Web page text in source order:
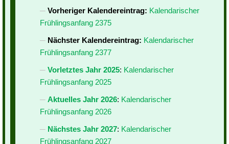
Vorheriger Kalendereintrag: Kalendarischer
Frühlingsanfang 2375
Nächster Kalendereintrag: Kalendarischer
Frühlingsanfang 2377
Vorletztes Jahr 2025: Kalendarischer
Frühlingsanfang 2025
Aktuelles Jahr 2026: Kalendarischer
Frühlingsanfang 2026
Nächstes Jahr 2027: Kalendarischer
Frühlingsanfang 2027